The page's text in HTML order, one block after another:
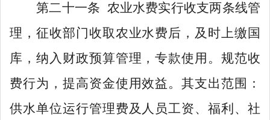
第二十一条 农业水费实行收支两条线管
理，征收部门收取农业水费后，及时上缴国
库，纳入财政预算管理，专款使用。规范收
费行为，提高资金使用效益。其支出范围：
供水单位运行管理费及人员工资、福利、社